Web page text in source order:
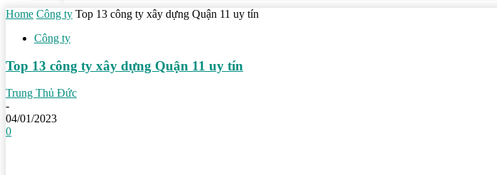
Home Công ty Top 13 công ty xây dựng Quận 11 uy tín
Công ty
Top 13 công ty xây dựng Quận 11 uy tín
Trung Thủ Đức
-
04/01/2023
0